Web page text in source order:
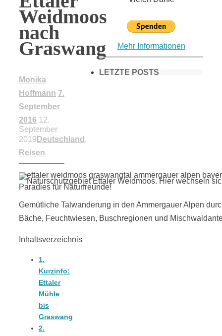
Weidmoos
nach
Graswang
Monika
Hoffmann 7.
September
2016 12.
September
2019 Deutschland ,
Reisen
Gemütliche Talwanderung in den Ammergauer Alpen
Bäche, Feuchtwiesen, Buschregionen und
Inhaltsverzeichnis
1.
Kurzinfo:
Ettaler
Mühle
bis
Graswang
2.
Mehr Informationen
LETZTE POSTS
Umgebung:
18 Lieblings-